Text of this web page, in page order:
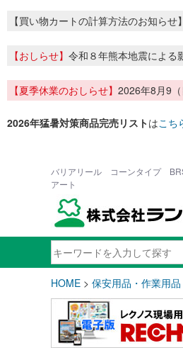
【買い物カートの計算方法のお知ら
【おしらせ】 令和８年熊本地震による
【夏季休業のおしらせ】 2026年8月9
2026年猛暑対策商品完売リストはこち
バリアリール コーンタイプ
アート
HOME > 保安用品・作業用品